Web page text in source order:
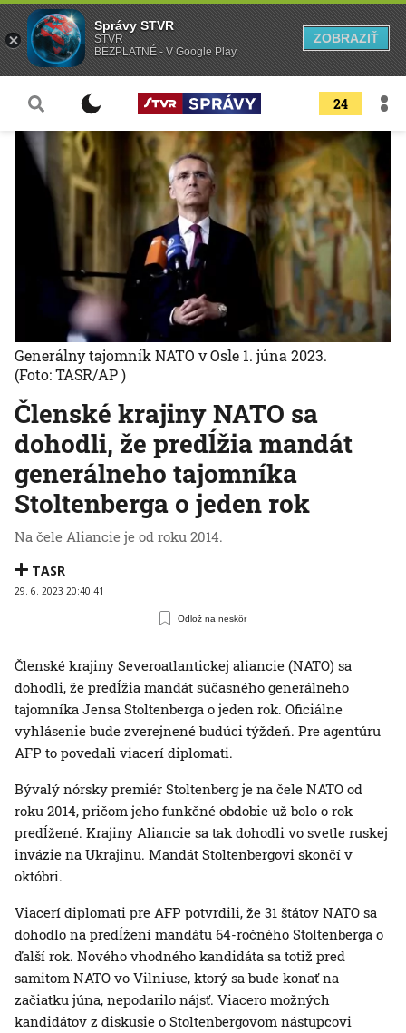
24
Členské krajiny NATO sa
dohodli, že predĺžia mandát
generálneho tajomníka
Stoltenberga o jeden rok
Na čele Aliancie je od roku 2014.
TASR
29. 6. 2023 20:40:41
Odlož na neskôr
Generálny tajomník NATO v Osle 1. júna 2023.
(Foto: TASR/AP )
Členské krajiny Severoatlantickej aliancie (NATO) sa
dohodli, že predĺžia mandát súčasného generálneho
tajomníka Jensa Stoltenberga o jeden rok. Oficiálne
vyhlásenie bude zverejnené budúci týždeň. Pre agentúru
AFP to povedali viacerí diplomati.
Bývalý nórsky premiér Stoltenberg je na čele NATO od
roku 2014, pričom jeho funkčné obdobie už bolo o rok
predĺžené. Krajiny Aliancie sa tak dohodli vo svetle ruskej
invázie na Ukrajinu. Mandát Stoltenbergovi skončí v
októbri.
Viacerí diplomati pre AFP potvrdili, že 31 štátov NATO sa
dohodlo na predĺžení mandátu 64-ročného Stoltenberga o
ďalší rok. Nového vhodného kandidáta sa totiž pred
samitom NATO vo Vilniuse, ktorý sa bude konať na
začiatku júna, nepodarilo nájsť. Viacero možných
kandidátov z diskusie o Stoltenbergovom nástupcovi
Správy STVR
STVR
BEZPLATNÉ - V Google Play
ZOBRAZIŤ